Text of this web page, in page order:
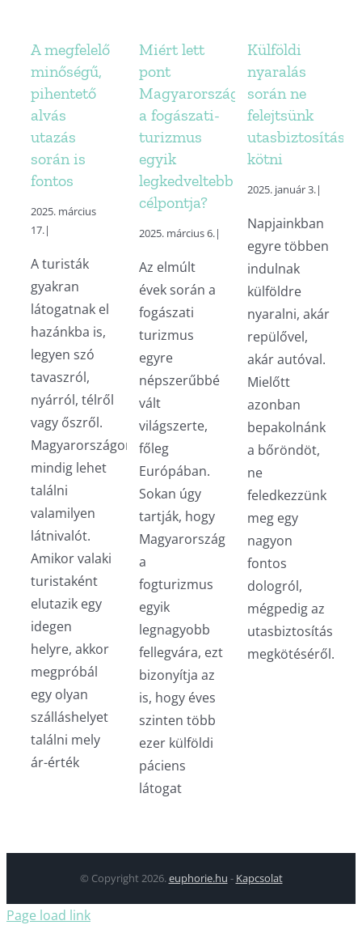
A megfelelő
minőségű,
pihentető
alvás
utazás
során is
fontos
2025. március
17.|
A turisták
gyakran
látogatnak el
hazánkba is,
legyen szó
tavaszról,
nyárról, télről
vagy őszről.
Magyarországon
mindig lehet
találni
valamilyen
látnivalót.
Amikor valaki
turistaként
elutazik egy
idegen
helyre, akkor
megpróbál
egy olyan
szálláshelyet
találni mely
ár-érték
Miért lett
pont
Magyarország
a fogászati-
turizmus
egyik
legkedveltebb
célpontja?
2025. március 6.|
Az elmúlt
évek során a
fogászati
turizmus
egyre
népszerűbbé
vált
világszerte,
főleg
Európában.
Sokan úgy
tartják, hogy
Magyarország
a
fogturizmus
egyik
legnagyobb
fellegvára, ezt
bizonyítja az
is, hogy éves
szinten több
ezer külföldi
páciens
látogat
Külföldi
nyaralás
során ne
felejtsünk
utasbiztosítást
kötni
2025. január 3.|
Napjainkban
egyre többen
indulnak
külföldre
nyaralni, akár
repülővel,
akár autóval.
Mielőtt
azonban
bepakolnánk
a bőröndöt,
ne
feledkezzünk
meg egy
nagyon
fontos
dologról,
mégpedig az
utasbiztosítás
megkötéséről.
© Copyright 2026.euphorie.hu - Kapcsolat
Page load link